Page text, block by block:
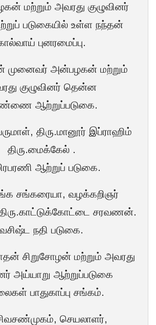
மற்றும் அவரது குழுவினர்
படுகையில் உள்ள நந்தன்
புனரமைப்பு.
முனைவர் அன்பழகன் மற்றும்
குழுவினர் தென்ன
ஆற்றுப்படுகை.
திரு.மானூர் இப்ராஹிம்
திரு.மைக்கேல் .
ஆற்றுப் படுகை.
சங்கரையா, வழக்கறிஞர்
சரவணன்.
வசிஷ்ட நதி படுகை.
சிறுசோழன் மற்றும் அவரது
அய்யாறு ஆற்றுப்படுகை
பாதுகாப்பு சங்கம்.
செயலாளர்,